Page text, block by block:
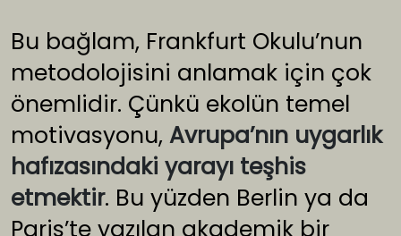
Bu bağlam, Frankfurt Okulu’nun
metodolojisini anlamak için çok
önemlidir. Çünkü ekolün temel
motivasyonu, Avrupa’nın uygarlık
hafızasındaki yarayı teşhis
etmektir. Bu yüzden Berlin ya da
Paris’te yazılan akademik bir